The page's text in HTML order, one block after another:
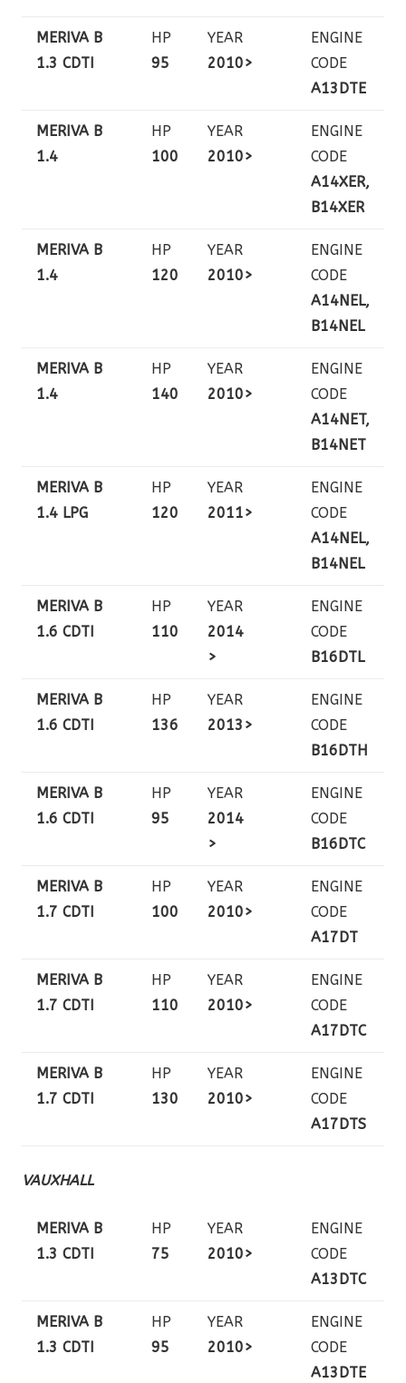
MERIVA B
1.3 CDTI
HP
95
YEAR
2010>
ENGINE
CODE
A13DTE
MERIVA B
1.4
HP
100
YEAR
2010>
ENGINE
CODE
A14XER,
B14XER
MERIVA B
1.4
HP
120
YEAR
2010>
ENGINE
CODE
A14NEL,
B14NEL
MERIVA B
1.4
HP
140
YEAR
2010>
ENGINE
CODE
A14NET,
B14NET
MERIVA B
1.4 LPG
HP
120
YEAR
2011>
ENGINE
CODE
A14NEL,
B14NEL
MERIVA B
1.6 CDTI
HP
110
YEAR
2014
>
ENGINE
CODE
B16DTL
MERIVA B
1.6 CDTI
HP
136
YEAR
2013>
ENGINE
CODE
B16DTH
MERIVA B
1.6 CDTI
HP
95
YEAR
2014
>
ENGINE
CODE
B16DTC
MERIVA B
1.7 CDTI
HP
100
YEAR
2010>
ENGINE
CODE
A17DT
MERIVA B
1.7 CDTI
HP
110
YEAR
2010>
ENGINE
CODE
A17DTC
MERIVA B
1.7 CDTI
HP
130
YEAR
2010>
ENGINE
CODE
A17DTS
VAUXHALL
MERIVA B
1.3 CDTI
HP
75
YEAR
2010>
ENGINE
CODE
A13DTC
MERIVA B
1.3 CDTI
HP
95
YEAR
2010>
ENGINE
CODE
A13DTE